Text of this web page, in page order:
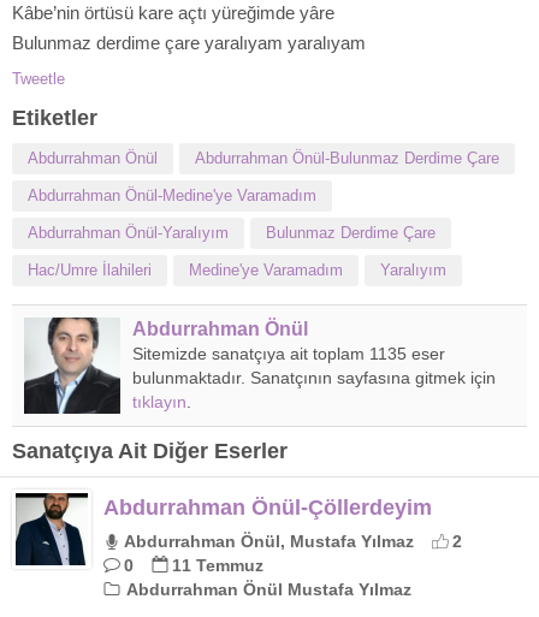
Kâbe’nin örtüsü kare açtı yüreğimde yâre
Bulunmaz derdime çare yaralıyam yaralıyam
Tweetle
Etiketler
Abdurrahman Önül Abdurrahman Önül-Bulunmaz Derdime Çare
Abdurrahman Önül-Medine'ye Varamadım
Abdurrahman Önül-Yaralıyım Bulunmaz Derdime Çare
Hac/Umre İlahileri Medine'ye Varamadım Yaralıyım
Abdurrahman Önül
Sitemizde sanatçıya ait toplam 1135 eser
bulunmaktadır. Sanatçının sayfasına gitmek için
tıklayın
Sanatçıya Ait Diğer Eserler
Abdurrahman Önül-Çöllerdeyim
Abdurrahman Önül, Mustafa Yılmaz
2
0
11 Temmuz
Abdurrahman Önül Mustafa Yılmaz